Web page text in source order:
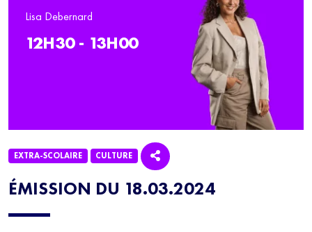
ÉMISSION DU 18.03.2024
EXTRA-SCOLAIRE CULTURE
Lisa Debernard
12H30 - 13H00